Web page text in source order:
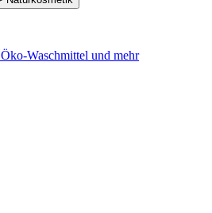
Öko-Waschmittel und mehr